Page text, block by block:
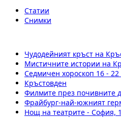
Статии
Снимки
Чудодейният кръст на
Мистичните истории на
Седмичен хороскоп 16 -
Кръстовден
Филмите през почивните
Фрайбург-най-южният
Нощ на театрите - София,